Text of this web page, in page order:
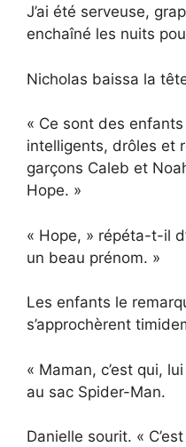
J’ai été serveuse,
enchaîné les nuits
Nicholas baissa la
« Ce sont des
intelligents, drôles et
garçons Caleb et
Hope. »
« Hope, » répéta-t-il
un beau prénom. »
Les enfants le
s’approchèrent
« Maman, c’est qui,
au sac Spider-Man.
Danielle sourit. «